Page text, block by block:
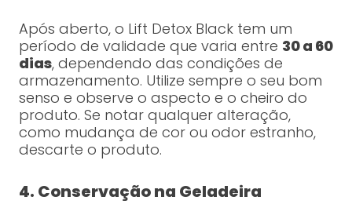
Após aberto, o Lift Detox Black tem um
período de validade que varia entre 30 a 60
dias, dependendo das condições de
armazenamento. Utilize sempre o seu bom
senso e observe o aspecto e o cheiro do
produto. Se notar qualquer alteração,
como mudança de cor ou odor estranho,
descarte o produto.
4. Conservação na Geladeira